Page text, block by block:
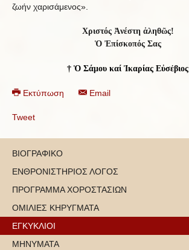
ζωήν χαρισάμενος».
Χριστός Ἀνέστη ἀληθῶς!
Ὁ Ἐπίσκοπός Σας
† Ὁ Σάμου καί Ἰκαρίας Εὐσέβιος
Εκτύπωση Email
Tweet
ΒΙΟΓΡΑΦΙΚΟ
ΕΝΘΡΟΝΙΣΤΗΡΙΟΣ ΛΟΓΟΣ
ΠΡΟΓΡΑΜΜΑ ΧΟΡΟΣΤΑΣΙΩΝ
ΟΜΙΛΙΕΣ ΚΗΡΥΓΜΑΤΑ
ΕΓΚΥΚΛΙΟΙ
ΜΗΝΥΜΑΤΑ